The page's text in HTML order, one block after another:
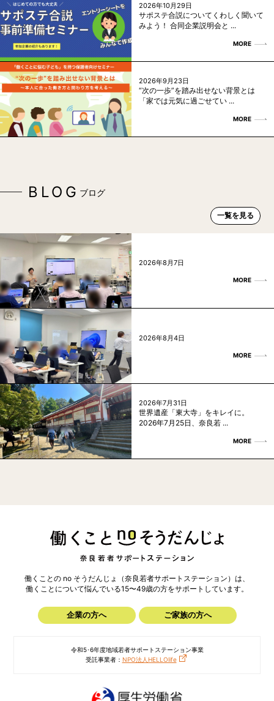
2026年10月29日
サポステ合説についてくわしく聞いて
みよう！ 合同企業説明会と ...
MORE
2026年9月23日
“次の一歩”を踏み出せない背景とは
「家では元気に過ごせてい ...
MORE
BLOG ブログ
一覧を見る
2026年8月7日
MORE
2026年8月4日
MORE
2026年7月31日
世界遺産「東大寺」をキレイに。
2026年7月25日、奈良若 ...
MORE
働くことの no そうだんじょ（奈良若者サポートステーション）は、
働くことについて悩んでいる15〜49歳の方をサポートしています。
企業の方へ ご家族の方へ
令和5･6年度地域若者サポートステーション事業
受託事業者： NPO法人HELLOlife